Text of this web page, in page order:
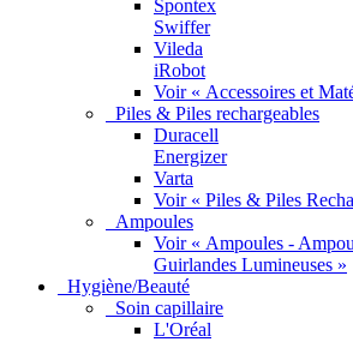
Spontex
Swiffer
Vileda
iRobot
Voir « Accessoires et
Piles & Piles rechargeables
Duracell
Energizer
Varta
Voir « Piles & Piles
Ampoules
Voir « Ampoules -
Guirlandes Lumineuses »
Hygiène/Beauté
Soin capillaire
L'Oréal